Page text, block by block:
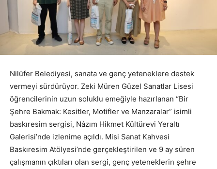
Nilüfer Belediyesi, sanata ve genç yeteneklere destek
vermeyi sürdürüyor. Zeki Müren Güzel Sanatlar Lisesi
öğrencilerinin uzun soluklu emeğiyle hazırlanan “Bir
Şehre Bakmak: Kesitler, Motifler ve Manzaralar” isimli
baskıresim sergisi, Nâzım Hikmet Kültürevi Yeraltı
Galerisi’nde izlenime açıldı. Misi Sanat Kahvesi
Baskıresim Atölyesi’nde gerçekleştirilen ve 9 ay süren
çalışmanın çıktıları olan sergi, genç yeteneklerin şehre